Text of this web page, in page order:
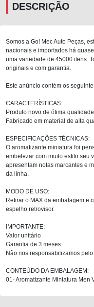
DESCRIÇÃO
Somos a Go! Mec Auto Peças,
nacionais e importados há
uma variedade de 45000 itens.
originais e com garantia.
Este anúncio contém os
CARACTERÍSTICAS:
Produto novo de ótima qualidade
Fabricado em material de alta
ESPECIFICAÇÕES TÉCNICAS:
O aromatizante miniatura foi
embelezar com muito estilo seu
apresentam notas marcantes e
da linha.
MODO DE USO:
Retirar o MAX da embalagem e
espelho retrovisor.
IMPORTANTE:
Valor unitário
Garantia de 3 meses
Não nos responsabilizamos
CONTEÚDO DA EMBALAGEM:
01- Aromatizante Miniatura Men